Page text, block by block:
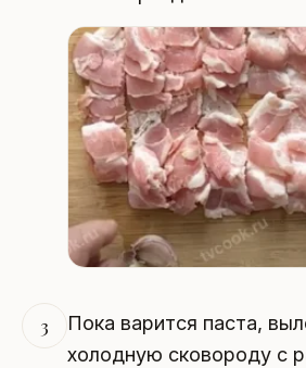
3
Пока варится паста,
холодную сковороду с